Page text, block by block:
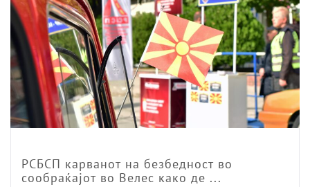
РСБСП карванот на безбедност во
сообраќајот во Велес како де ...